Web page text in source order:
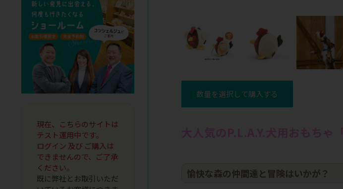
数量を選択して購入する
愉快な森の仲間達と冒険はいかが？
現在、こちらのサイトは
テスト運用中です。
ログイン 及び ご購入は
できませんので、ご了承
ください。
既に弊社とお取引いただ